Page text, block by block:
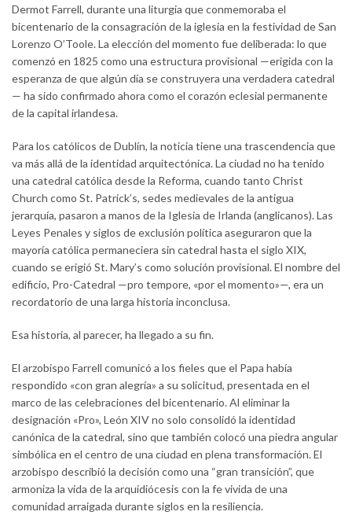
Dermot Farrell, durante una liturgia que conmemoraba el
bicentenario de la consagración de la iglesia en la festividad de San
Lorenzo O’Toole. La elección del momento fue deliberada: lo que
comenzó en 1825 como una estructura provisional —erigida con la
esperanza de que algún día se construyera una verdadera catedral
— ha sido confirmado ahora como el corazón eclesial permanente
de la capital irlandesa.
Para los católicos de Dublín, la noticia tiene una trascendencia que
va más allá de la identidad arquitectónica. La ciudad no ha tenido
una catedral católica desde la Reforma, cuando tanto Christ
Church como St. Patrick’s, sedes medievales de la antigua
jerarquía, pasaron a manos de la Iglesia de Irlanda (anglicanos). Las
Leyes Penales y siglos de exclusión política aseguraron que la
mayoría católica permaneciera sin catedral hasta el siglo XIX,
cuando se erigió St. Mary’s como solución provisional. El nombre del
edificio, Pro-Catedral —pro tempore, «por el momento»—, era un
recordatorio de una larga historia inconclusa.
Esa historia, al parecer, ha llegado a su fin.
El arzobispo Farrell comunicó a los fieles que el Papa había
respondido «con gran alegría» a su solicitud, presentada en el
marco de las celebraciones del bicentenario. Al eliminar la
designación «Pro», León XIV no solo consolidó la identidad
canónica de la catedral, sino que también colocó una piedra angular
simbólica en el centro de una ciudad en plena transformación. El
arzobispo describió la decisión como una “gran transición”, que
armoniza la vida de la arquidiócesis con la fe vivida de una
comunidad arraigada durante siglos en la resiliencia.